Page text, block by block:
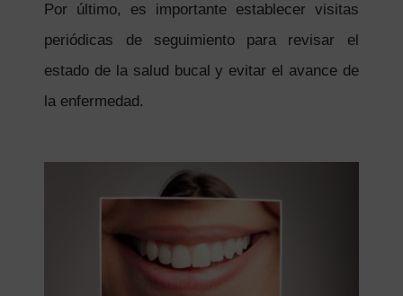
Por último, es importante establecer visitas
periódicas de seguimiento para revisar el
estado de la salud bucal y evitar el avance de
la enfermedad.